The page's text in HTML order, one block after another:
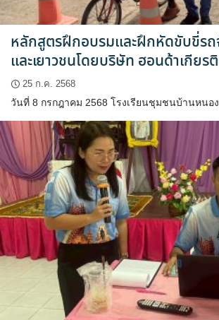
หลักสูตรฝึกอบรมและฝึกหัดขับขี่รถ
และเยาวชนโดยบริษัท ฮอนด้าเกียร
25 ก.ค. 2568
วันที่ 8 กรกฎาคม 2568 โรงเรียนชุมชนบ้านหน